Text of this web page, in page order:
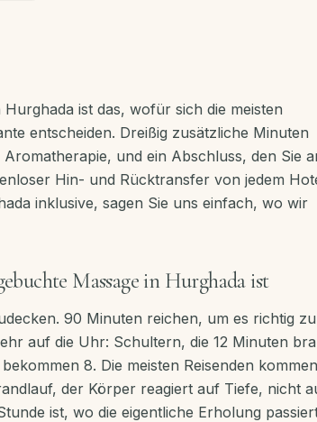
ist das, wofür sich die meisten
entscheiden. Dreißig zusätzliche Minuten
und ein Abschluss, den Sie
Hin- und Rücktransfer von jedem
inklusive, sagen Sie uns einfach, wo wir
Massage in Hurghada ist
90 Minuten reichen, um es richtig zu
auf die Uhr: Schultern, die 12 Minuten
8. Die meisten Reisenden
der Körper reagiert auf Tiefe, nicht
ist, wo die eigentliche Erholung